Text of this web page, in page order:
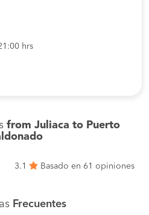
hrs
from Juliaca to Puerto
3.1 Basado en 61 opiniones
Frecuentes